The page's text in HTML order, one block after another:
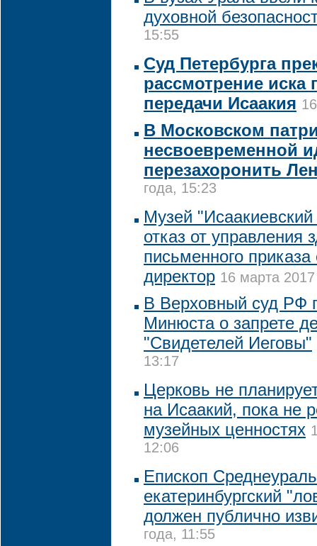
духовной
15:55
Суд Петербурга
рассмотрение иска
передачи Исаакия
В Московском
несвоевременной
перезахоронить
года, 15:23
Музей
отказ от управления
письменного
директор 16 марта
В Верховный суд РФ
Минюста о запрете
"Свидетелей Иеговы"
13:17
Церковь не
на Исаакий, пока не
музейных ценностях
12:06
Епископ
екатеринбургский
должен публично
года, 11:55